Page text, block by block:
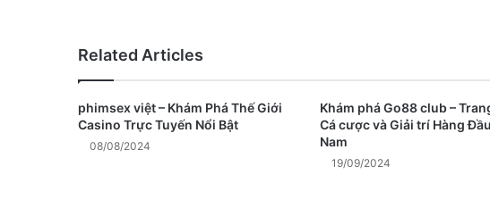
Related Articles
phimsex việt – Khám Phá Thế Giới
Casino Trực Tuyến Nổi Bật
08/08/2024
Khám phá Go88 club –
Cá cược và Giải trí Hàng
Nam
19/09/2024